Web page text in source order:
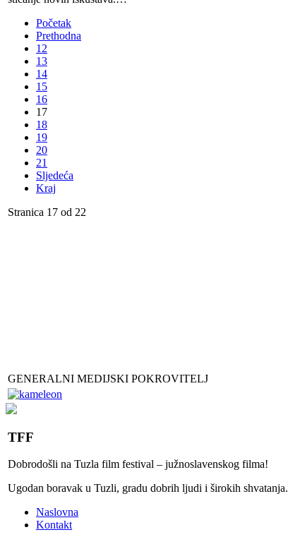
Početak
Prethodna
12
13
14
15
16
17
18
19
20
21
Sljedeća
Kraj
Stranica 17 od 22
GENERALNI MEDIJSKI POKROVITELJ
TFF
Dobrodošli na Tuzla film festival – južnoslavenskog filma!
Ugodan boravak u Tuzli, gradu dobrih ljudi i širokih shvatanja.
Naslovna
Kontakt